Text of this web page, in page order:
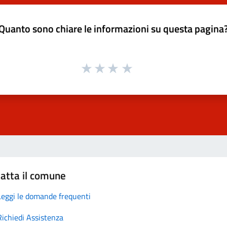
sono chiare le informazioni su questa
il comune
le domande frequenti
Assistenza